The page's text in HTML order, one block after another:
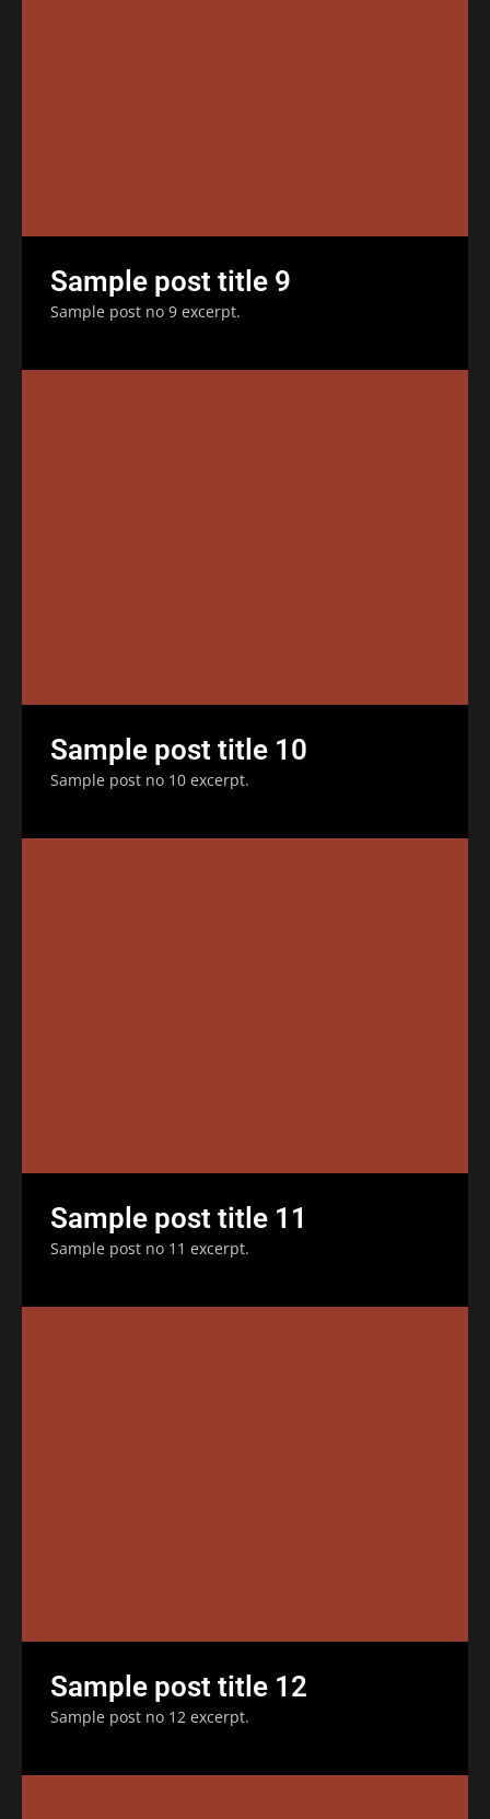
Sample post title 9
Sample post no 9 excerpt.
Sample post title 10
Sample post no 10 excerpt.
Sample post title 11
Sample post no 11 excerpt.
Sample post title 12
Sample post no 12 excerpt.